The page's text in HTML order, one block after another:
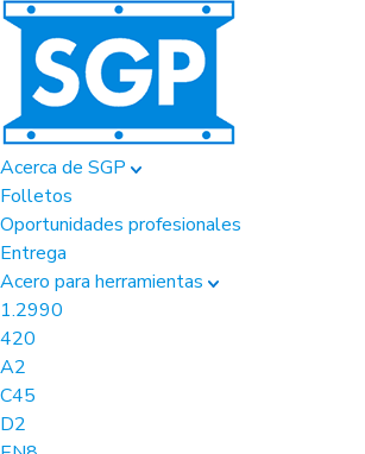
Acerca de SGP
Folletos
Oportunidades profesionales
Entrega
Acero para herramientas
1.2990
420
A2
C45
D2